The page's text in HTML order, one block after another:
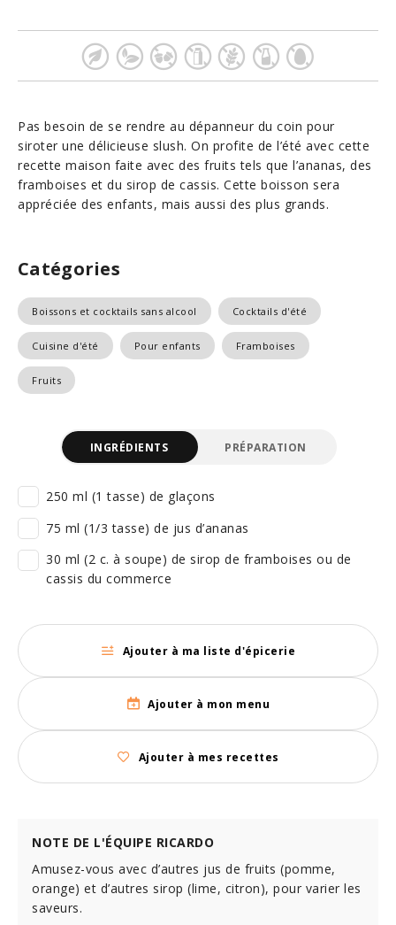
Pas besoin de se rendre au dépanneur du coin pour
siroter une délicieuse slush. On profite de l’été avec cette
recette maison faite avec des fruits tels que l’ananas, des
framboises et du sirop de cassis. Cette boisson sera
appréciée des enfants, mais aussi des plus grands.
Catégories
Boissons et cocktails sans alcool Cocktails d'été
Cuisine d'été Pour enfants Framboises
Fruits
INGRÉDIENTS PRÉPARATION
250 ml (1 tasse) de glaçons
75 ml (1/3 tasse) de jus d’ananas
30 ml (2 c. à soupe) de sirop de framboises ou de
cassis du commerce
Ajouter à ma liste d'épicerie
Ajouter à mon menu
Ajouter à mes recettes
NOTE DE L'ÉQUIPE RICARDO
Amusez-vous avec d’autres jus de fruits (pomme,
orange) et d’autres sirop (lime, citron), pour varier les
saveurs.